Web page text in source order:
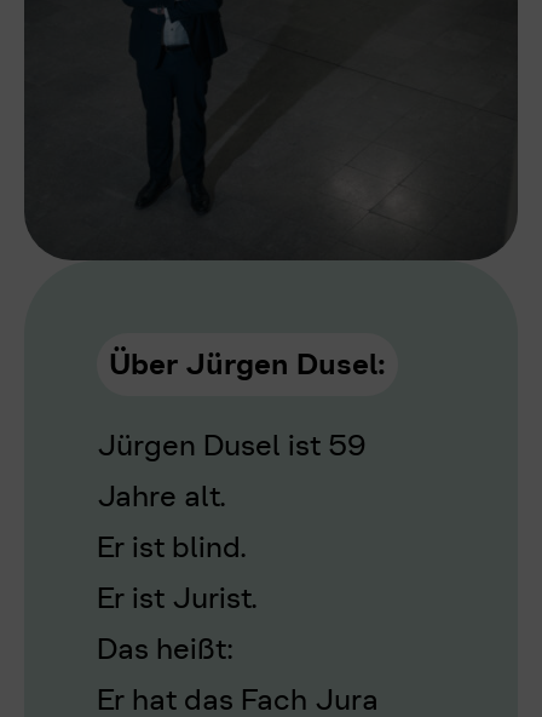
Über Jürgen Dusel:
Jürgen Dusel ist 59
Jahre alt.
Er ist blind.
Er ist Jurist.
Das heißt:
Er hat das Fach Jura